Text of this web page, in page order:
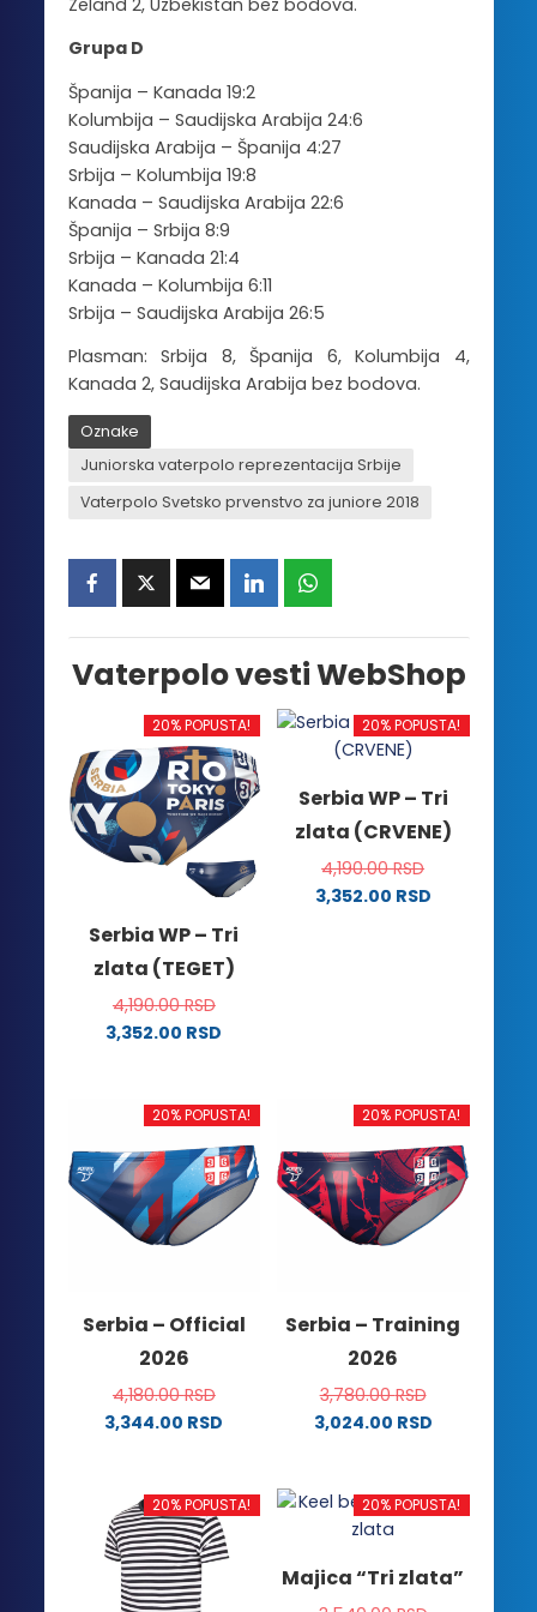
Grupa D
Španija – Kanada 19:2
Kolumbija – Saudijska Arabija 24:6
Saudijska Arabija – Španija 4:27
Srbija – Kolumbija 19:8
Kanada – Saudijska Arabija 22:6
Španija – Srbija 8:9
Srbija – Kanada 21:4
Kanada – Kolumbija 6:11
Srbija – Saudijska Arabija 26:5
Plasman: Srbija 8, Španija 6, Kolumbija 4,
Kanada 2, Saudijska Arabija bez bodova.
Oznake
Juniorska vaterpolo reprezentacija Srbije
Vaterpolo Svetsko prvenstvo za juniore 2018
Vaterpolo vesti WebShop
20% POPUSTA!
Serbia WP – Tri
zlata (TEGET)
4,190.00RSD
3,352.00 RSD
ima
varijanti.
Opcije
mogu
biti
stranici
proizvoda.
20% POPUSTA!
Serbia WP – Tri
zlata (CRVENE)
4,190.00RSD
3,352.00 RSD
biti
izabrane
na
stranici
proizvoda.
20% POPUSTA!
Serbia – Official
2026
4,180.00RSD
3,344.00 RSD
ima
više
varijanti.
Opcije
20% POPUSTA!
Serbia – Training
2026
3,780.00RSD
3,024.00 RSD
ima
više
Opcije
20% POPUSTA! 20% POPUSTA!
Majica “Tri zlata”